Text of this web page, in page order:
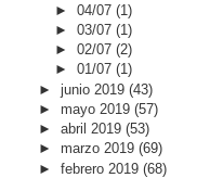
►04/07(1)
►03/07(1)
►02/07(2)
►01/07(1)
► junio 2019 (43)
► mayo 2019 (57)
► abril 2019 (53)
► marzo 2019 (69)
► febrero 2019 (68)